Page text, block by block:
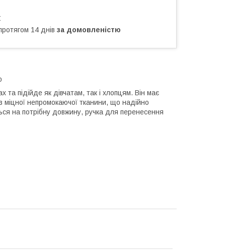
14 днів за домовленістю
підійде як дівчатам, так і хлопцям. Він має
непромокаючої тканини, що надійно
на потрібну довжину, ручка для перенесення